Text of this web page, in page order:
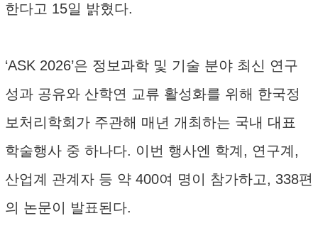
한다고 15일 밝혔다.
‘ASK 2026’은 정보과학 및 기술 분야 최신 연구
성과 공유와 산학연 교류 활성화를 위해 한국정
보처리학회가 주관해 매년 개최하는 국내 대표
학술행사 중 하나다. 이번 행사엔 학계, 연구계,
산업계 관계자 등 약 400여 명이 참가하고, 338편
의 논문이 발표된다.